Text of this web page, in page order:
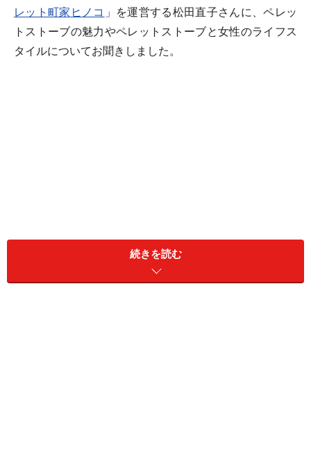
レット町家ヒノコ 」を運営する松田直子さんに、ペレッ
トストーブの魅力やペレットストーブと女性のライフス
タイルについてお聞きしました。
続きを読む